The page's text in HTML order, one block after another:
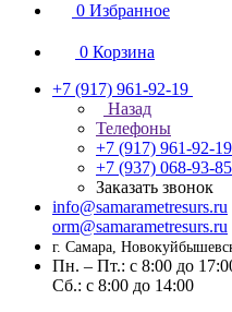
0 Избранное
0 Корзина
+7 (917) 961-92-19
Назад
Телефоны
+7 (917) 961-92-19
+7 (937) 068-93-85
Заказать звонок
info@samarametresurs.ru
orm@samarametresurs.ru
г. Самара,
Пн. – Пт.: с 8:00 до
Cб.: с 8:00 до 14:00